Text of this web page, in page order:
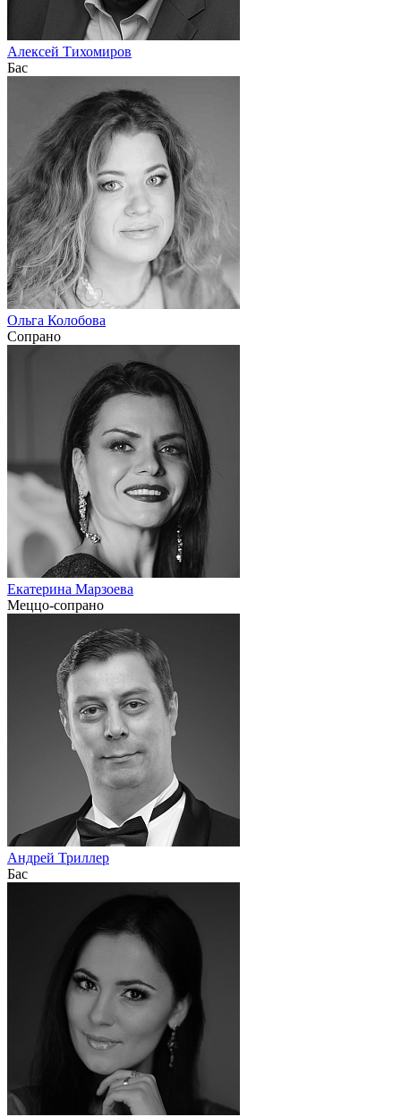
Алексей Тихомиров
Бас
Ольга Колобова
Сопрано
Екатерина Марзоева
Меццо-сопрано
Андрей Триллер
Бас